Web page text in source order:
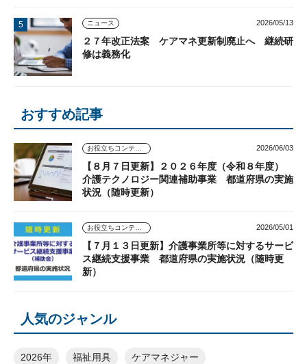
ニュース 2026/05/13
２７年改正法案 ケアマネ更新制廃止へ 継続研
修は義務化
おすすめ記事
お役立ちコンテンツ 2026/06/03
【８月７日更新】２０２６年度（令和８年度）
介護テクノロジー関連補助事業 都道府県の実施
状況（随時更新）
お役立ちコンテンツ 2026/05/01
【７月１３日更新】介護事業所等に対するサービ
ス継続支援事業 都道府県の実施状況（随時更
新）
人気のジャンル
2026年 福祉用具 ケアマネジャー